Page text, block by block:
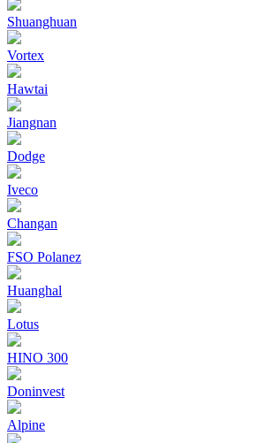
Shuanghuan
Vortex
Hawtai
Jiangnan
Dodge
Iveco
Changan
FSO Polanez
Huanghal
Lotus
HINO 300
Doninvest
Alpine